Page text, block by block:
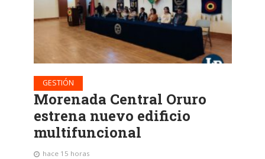
GESTIÓN
Morenada Central Oruro
estrena nuevo edificio
multifuncional
hace 15 horas